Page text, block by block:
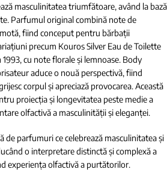
masculinitatea triumfătoare, având la bază
Parfumul original combină note de
fiind conceput pentru bărbații
precum Kouros Silver Eau de Toilette
cu note florale și lemnoase. Body
aduce o nouă perspectivă, fiind
corpul și apreciază provocarea. Această
proiecția și longevitatea peste medie a
olfactivă a masculinității și eleganței.
de parfumuri ce celebrează masculinitatea și
o interpretare distinctă și complexă a
experiența olfactivă a purtătorilor.